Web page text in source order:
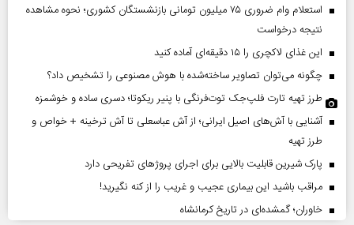
استعلام وام ضروری ۷۵ میلیون تومانی بازنشستگان کشوری؛ نحوه مشاهده
نتیجه درخواست
این غذای لاکچری را ۱۵ دقیقه‌ای آماده کنید
چگونه می‌توان تصاویر ساخته‌شده با هوش مصنوعی را تشخیص داد؟
طرز تهیه تارت فلپ‌جک توت‌فرنگی با پنیر ریکوتا؛ دسری ساده و خوشمزه
آشنایی با آش‌های اصیل ایرانی؛ از آش عباسعلی تا آش ترخینه + خواص و
طرز تهیه
پارک شیرین قابلیت‌ بالایی برای اجرای پروژهای تفریحی دارد
مراقب باشید این بیماری عجیب و غریب را از کنه نگیرید!
خاوران؛ گمشده‌ای در تاریخ کرمانشاه